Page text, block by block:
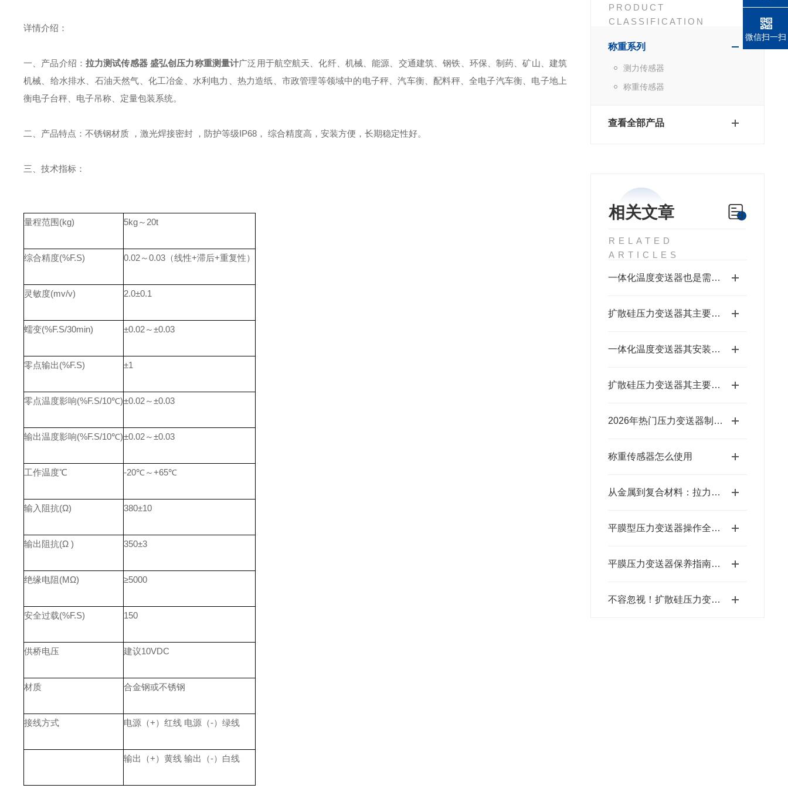
PRODUCT
CLASSIFICATION
称重系列
测力传感器
称重传感器
查看全部产品
相关文章
RELATED
ARTICLES
一体化温度变送器也是需要定期维护的
扩散硅压力变送器其主要特点的综合分析
一体化温度变送器其安装方法是很有讲究的
扩散硅压力变送器其主要组成部分及功能解析
2026年热门压力变送器制造商盘点 帮你轻松筛选靠谱合作厂商
称重传感器怎么使用
从金属到复合材料：拉力测试传感器的应用探索
平膜型压力变送器操作全攻略：一步到位，轻松搞定实操细节
平膜压力变送器保养指南：这些细节，让设备稳用多年
不容忽视！扩散硅压力变送器保养全攻略
详情介绍：
一、产品介绍： 拉力测试传感器 盛弘创压力称重测量计广泛用于航空航天、化纤、机械、能源、交通建筑、钢铁、环保、制药、矿山、建筑
机械、给水排水、石油天然气、化工冶金、水利电力、热力造纸、市政管理等领域中的电子秤、汽车衡、配料秤、全电子汽车衡、电子地上
衡电子台秤、电子吊称、定量包装系统。
二、产品特点：不锈钢材质 ，激光焊接密封 ，防护等级IP68， 综合精度高，安装方便，长期稳定性好。
三、技术指标：
量程范围(kg) 5kg～20t
综合精度(%F.S) 0.02～0.03（线性+滞后+重复性）
灵敏度(mv/v) 2.0±0.1
蠕变(%F.S/30min) ±0.02～±0.03
零点输出(%F.S) ±1
零点温度影响(%F.S/10℃)±0.02～±0.03
输出温度影响(%F.S/10℃)±0.02～±0.03
工作温度℃ -20℃～+65℃
输入阻抗(Ω) 380±10
输出阻抗(Ω ) 350±3
绝缘电阻(MΩ) ≥5000
安全过载(%F.S) 150
供桥电压 建议10VDC
材质 合金钢或不锈钢
接线方式 电源（+）红线 电源（-）绿线
输出（+）黄线 输出（-）白线
微信扫一扫